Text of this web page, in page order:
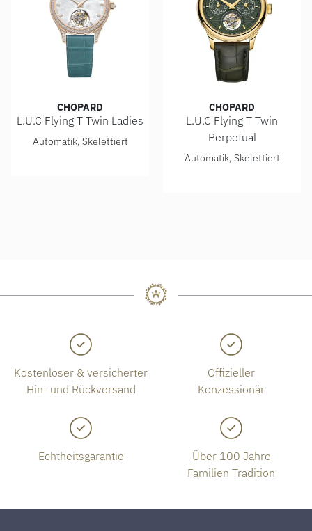
CHOPARD
L.U.C Flying T Twin Ladies
Chopard L.U.C Flying T Twin Ladies, Ref: 131981-5001
Automatik, Skelettiert
CHOPARD
L.U.C Flying T Twin
Perpetual
Chopard L.U.C Flying T
Automatik, Skelettiert
Kostenloser & versicherter
Hin- und Rückversand
Offizieller
Konzessionär
Echtheitsgarantie
Über 100 Jahre
Familien Tradition